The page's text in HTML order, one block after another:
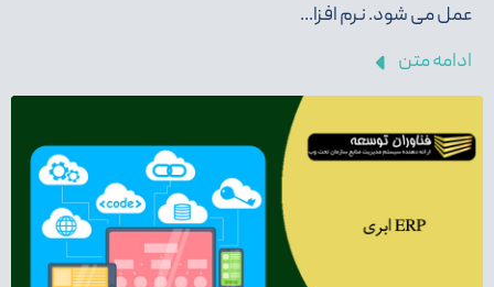
عمل می شود. نرم افزا...
ادامه متن